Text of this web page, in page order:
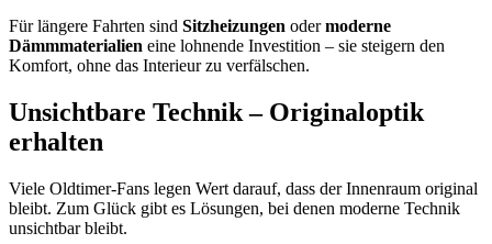
Für längere Fahrten sind Sitzheizungen odermoderne
Dämmmaterialien eine lohnende Investition – sie steigern den
Komfort, ohne das Interieur zu verfälschen.
Unsichtbare Technik – Originaloptik
erhalten
Viele Oldtimer-Fans legen Wert darauf, dass der Innenraum original
bleibt. Zum Glück gibt es Lösungen, bei denen moderne Technik
unsichtbar bleibt.